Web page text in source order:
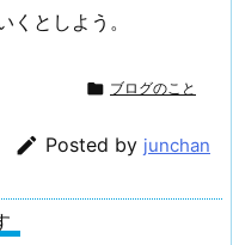
くとしよう。
 ブログのこと
 Posted by junchan